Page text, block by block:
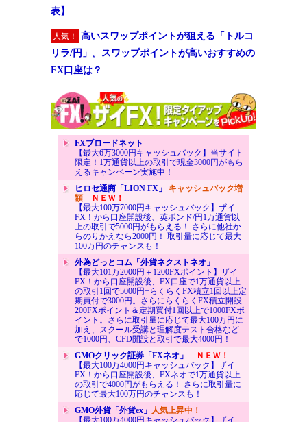
表】
人気！
高いスワップポイントが狙える「トルコ
リラ/円」。スワップポイントが高いおすすめの
FX口座は？
FXブロードネット
【最大6万3000円キャッシュバック】当サイト
限定！1万通貨以上の取引で現金3000円がもら
えるキャンペーン実施中！
ヒロセ通商「LION FX」 キャッシュバック増
額ＮＥＷ！
【最大100万7000円キャッシュバック】ザイ
FX！から口座開設後、英ポンド/円1万通貨以
上の取引で5000円がもらえる！ さらに他社か
らのりかえなら2000円！ 取引量に応じて最大
100万円のチャンスも！
外為どっとコム「外貨ネクストネオ」
【最大101万2000円＋1200FXポイント】ザイ
FX！から口座開設後、FX口座で1万通貨以上
の取引1回で5000円+らくらくFX積立1回以上定
期買付で3000円。さらにらくらくFX積立開設
200FXポイント＆定期買付1回以上で1000FXポ
イント。さらに取引量に応じて最大100万円に
加え、スクール受講と理解度テスト合格など
で1000円、CFD開設と取引で最大4000円！
GMOクリック証券「FXネオ」
ＮＥＷ！
【最大100万4000円キャッシュバック】ザイ
FX！から口座開設後、FXネオで1万通貨以上
の取引で4000円がもらえる！ さらに取引量に
応じて最大100万円のチャンスも！
GMO外貨「外貨ex」 人気上昇中！
【最大100万4000円キャッシュバック】ザイ